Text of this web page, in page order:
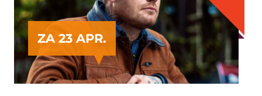
ZA 23 APR.